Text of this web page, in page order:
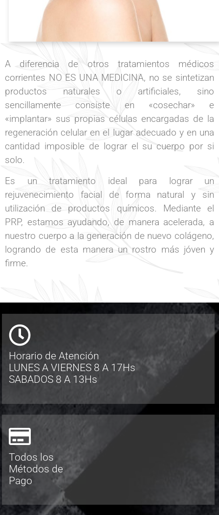
A diferencia de otros tratamientos médicos
corrientes NO ES UNA MEDICINA, no se sintetizan
productos naturales o artificiales, sino
sencillamente consiste en «cosechar» e
«implantar» sus propias células encargadas de la
regeneración celular en el lugar adecuado y en una
cantidad imposible de lograr el su cuerpo por si
solo.
Es un tratamiento ideal para lograr un
rejuvenecimiento facial de forma natural y sin
utilización de productos químicos. Mediante el
PRP, estamos ayudando, de manera acelerada, a
nuestro cuerpo a la generación de nuevo colágeno,
logrando de esta manera un rostro más jóven y
firme.
Horario de Atención
LUNES A VIERNES 8 A 17Hs
SABADOS 8 A 13Hs
Todos los
Métodos de
Pago